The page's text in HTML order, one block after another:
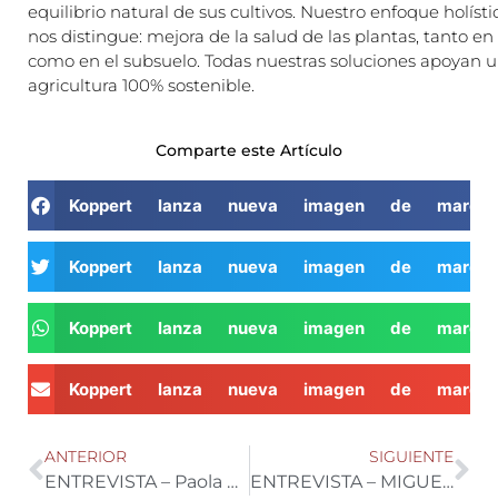
equilibrio natural de sus cultivos. Nuestro enfoque
nos distingue: mejora de la salud de las plantas, tanto
como en el subsuelo. Todas nuestras soluciones apoyan
agricultura 100% sostenible.
Comparte este Artículo
Koppert lanza nueva imagen de
Koppert lanza nueva imagen de
Koppert lanza nueva imagen de
Koppert lanza nueva imagen de
ANTERIOR
ENTREVISTA – Paola Castro González, jefa de departamento de mercado asiático y países ECA
SIGUIENTE
ENTREVISTA – MIGUEL ANGEL ZORRILLA GERENTE DE SEMILLERO VICTORIA